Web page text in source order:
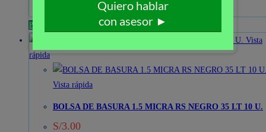
Pedir por WhatsApp
Vista
rápida
Vista rápida
BOLSA DE BASURA 1.5 MICRA RS NEGRO 35 LT 10 U.
S/3.00